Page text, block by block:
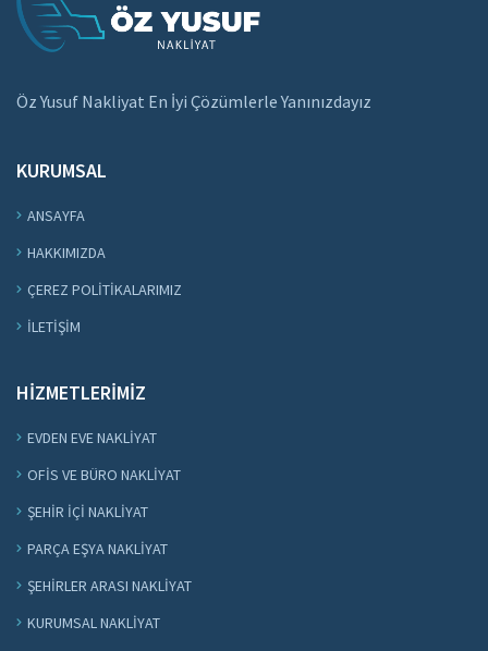
Öz Yusuf Nakliyat En İyi Çözümlerle Yanınızdayız
KURUMSAL
ANSAYFA
HAKKIMIZDA
ÇEREZ POLITIKALARIMIZ
İLETIŞIM
HIZMETLERIMIZ
EVDEN EVE NAKLIYAT
OFIS VE BÜRO NAKLIYAT
ŞEHIR IÇI NAKLIYAT
PARÇA EŞYA NAKLIYAT
ŞEHIRLER ARASI NAKLIYAT
KURUMSAL NAKLIYAT